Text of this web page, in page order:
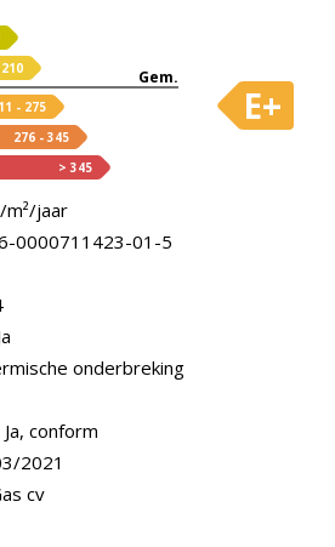
Gem.
- 275
276 - 345
> 345
E+
m²/jaar
0000711423-01-5
onderbreking
Ja, conform
2021
cv